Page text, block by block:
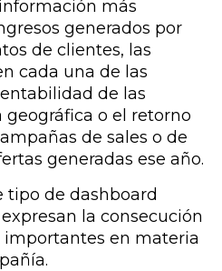
más
generados por
de clientes, las
cada una de las
de las
geográfica o el retorno
de sales o de
generadas ese año.
tipo de dashboard
la consecución
importantes en materia